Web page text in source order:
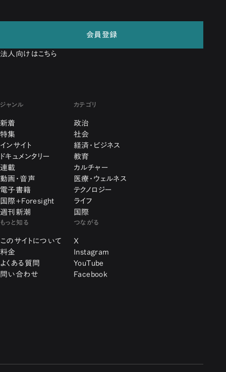
会員登録
法人向けはこちら
ジャンル
新着
特集
インサイト
ドキュメンタリー
連載
動画・音声
電子書籍
国際+Foresight
週刊新潮
カテゴリ
政治
社会
経済・ビジネス
教育
カルチャー
医療・ウェルネス
テクノロジー
ライフ
国際
もっと知る
このサイトについて
料金
よくある質問
問い合わせ
つながる
X
Instagram
YouTube
Facebook